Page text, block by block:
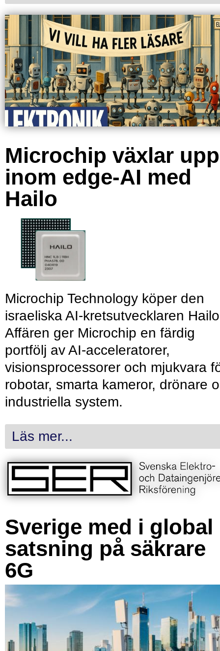
Microchip växlar upp
inom edge-AI med
Hailo
Microchip Technology köper den
israeliska AI-kretsutvecklaren
Affären ger Microchip en färdig
portfölj av AI-acceleratorer,
visionsprocessorer och mjukvara
robotar, smarta kameror, drönare
industriella system.
Läs mer...
Sverige med i global
satsning på säkrare
6G